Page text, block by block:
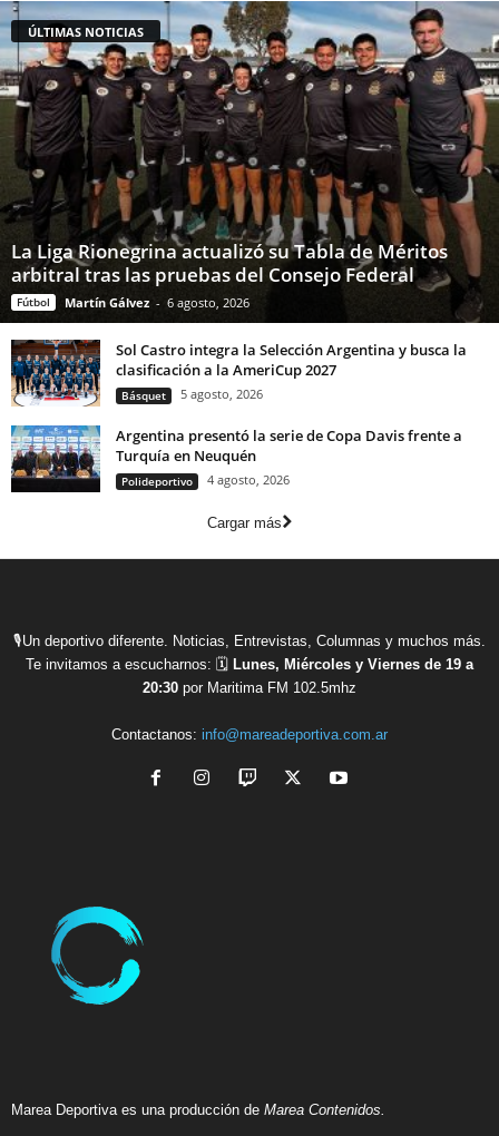
ÚLTIMAS NOTICIAS
La Liga Rionegrina actualizó su Tabla de Méritos
arbitral tras las pruebas del Consejo Federal
Fútbol Martín Gálvez - 6 agosto, 2026
Sol Castro integra la Selección Argentina y busca la
clasificación a la AmeriCup 2027
Básquet 5 agosto, 2026
Argentina presentó la serie de Copa Davis frente a
Turquía en Neuquén
Polideportivo 4 agosto, 2026
Cargar más
🎙Un deportivo diferente. Noticias, Entrevistas, Columnas y muchos más.
Te invitamos a escucharnos: 🗓 Lunes, Miércoles y Viernes de 19 a
20:30 por Maritima FM 102.5mhz
Contactanos: info@mareadeportiva.com.ar
Marea Deportiva es una producción de Marea Contenidos.